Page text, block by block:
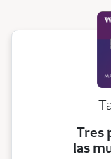
Tres
las